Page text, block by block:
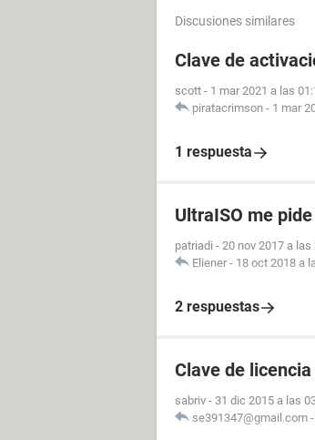
Discusiones similares
Clave de
scott - 1 mar 2021 a las
piratacrimson - 1 mar
1 respuesta
UltraISO me
patriadi - 20 nov 2017 a las
Eliener - 18 oct 2018 a
2 respuestas
Clave de
sabriv - 31 dic 2015 a las
se391347@gmail.com -